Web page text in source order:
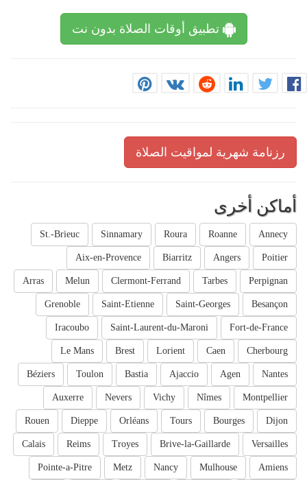
تطبيق أوقات الصلاة بدون نت
رزنامة شهرية لمواقيت الصلاة
أماكن أخرى
Annecy
Roanne
Roura
Sinnamary
St.-Brieuc
Poitier
Angers
Biarritz
Aix-en-Provence
Perpignan
Tarbes
Clermont-Ferrand
Melun
Arras
Besançon
Saint-Georges
Saint-Etienne
Grenoble
Fort-de-France
Saint-Laurent-du-Maroni
Iracoubo
Cherbourg
Caen
Lorient
Brest
Le Mans
Nantes
Agen
Ajaccio
Bastia
Toulon
Béziers
Montpellier
Nîmes
Vichy
Nevers
Auxerre
Dijon
Bourges
Tours
Orléans
Dieppe
Rouen
Versailles
Brive-la-Gaillarde
Troyes
Reims
Calais
Amiens
Mulhouse
Nancy
Metz
Pointe-a-Pitre